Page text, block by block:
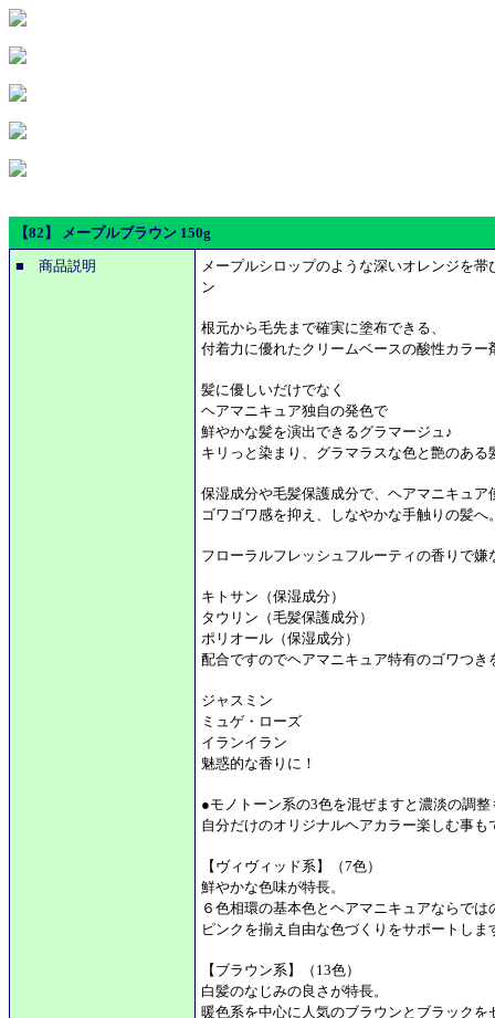
【82】 メープルブラウン 150g
■ 商品説明
メープルシロップのような深いオレンジを
ン
根元から毛先まで確実に塗布できる、
付着力に優れたクリームベースの酸性カラー
髪に優しいだけでなく
ヘアマニキュア独自の発色で
鮮やかな髪を演出できるグラマージュ♪
キリっと染まり、グラマラスな色と艶のある
保湿成分や毛髪保護成分で、ヘアマニキュア
ゴワゴワ感を抑え、しなやかな手触りの髪へ
フローラルフレッシュフルーティの香りで嫌
キトサン（保湿成分）
タウリン（毛髪保護成分）
ポリオール（保湿成分）
配合ですのでヘアマニキュア特有のゴワつき
ジャスミン
ミュゲ・ローズ
イランイラン
魅惑的な香りに！
●モノトーン系の3色を混ぜますと濃淡の調整
自分だけのオリジナルヘアカラー楽しむ事も
【ヴィヴィッド系】（7色）
鮮やかな色味が特長。
６色相環の基本色とヘアマニキュアならでは
ピンクを揃え自由な色づくりをサポートしま
【ブラウン系】（13色）
白髪のなじみの良さが特長。
暖色系を中心に人気のブラウンとブラックを